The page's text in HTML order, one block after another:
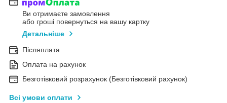
Ви отримаєте замовлення
або гроші повернуться на вашу картку
Детальніше
Післяплата
Оплата на рахунок
Безготівковий розрахунок (Безготівковий рахунок)
Всі умови оплати